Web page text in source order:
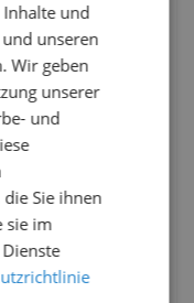
und
unseren
Wir geben
unserer
und
Sie ihnen
sie im